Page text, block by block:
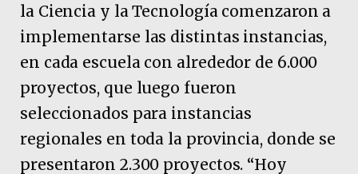
la Ciencia y la Tecnología comenzaron a
implementarse las distintas instancias,
en cada escuela con alrededor de 6.000
proyectos, que luego fueron
seleccionados para instancias
regionales en toda la provincia, donde se
presentaron 2.300 proyectos. “Hoy